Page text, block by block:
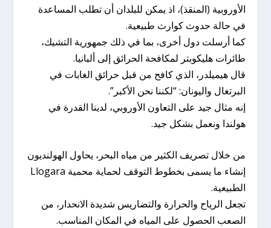
الأوروبية (المنقذ)، اذ يمكن للبلدان أن تطلب المساعدة
في حالة حدوث كوارث طبيعية.
كما أرسلت دول أخرى، بما في ذلك جمهورية التشيك،
طائرات هليكوبتر لمكافحة الحرائق إلى ألبانيا.
قال هيميلدر، الذي كافح من قبل حرائق الغابات في
البرتغال واليونان: “لكننا نحن الأكبر”.
إنه مثال جيد على التعاون الأوروبي، لدينا القدرة في
هولندا ونعمل بشكل جيد.
من خلال تصريف الكثير من مياه البحر، يحاول الهولنديون
إنشاء ما يسمى بخطوط التوقف لحماية محمية Llogara
الطبيعية.
تجعل الرياح والحرارة والتضاريس شديدة الانحدار، من
الصعب الحصول على المياه في المكان المناسب.